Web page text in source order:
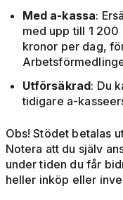
Med a-kassa:
med upp till 1
kronor per dag,
Utförsäkrad: Du
tidigare a-
Obs! Stödet betalas
Notera att du själv
under tiden du får
heller inköp eller